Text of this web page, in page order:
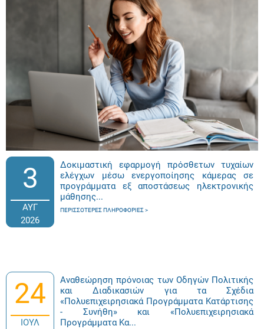
3
ΑΥΓ
2026
Δοκιμαστική εφαρμογή πρόσθετων τυχαίων
ελέγχων μέσω ενεργοποίησης κάμερας σε
προγράμματα εξ αποστάσεως ηλεκτρονικής
μάθησης...
ΠΕΡΙΣΣΌΤΕΡΕΣ ΠΛΗΡΟΦΟΡΊΕΣ
24
ΙΟΥΛ
Αναθεώρηση πρόνοιας των Οδηγών Πολιτικής
και Διαδικασιών για τα Σχέδια
«Πολυεπιχειρησιακά Προγράμματα Κατάρτισης
- Συνήθη» και «Πολυεπιχειρησιακά
Προγράμματα Κα...